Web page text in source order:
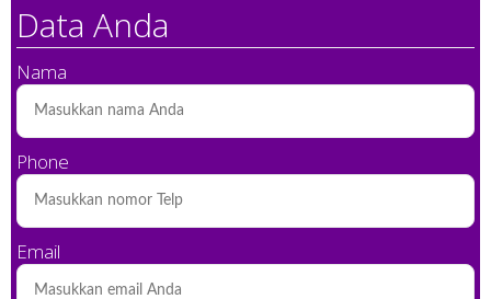
Data Anda
Nama
Phone
Email